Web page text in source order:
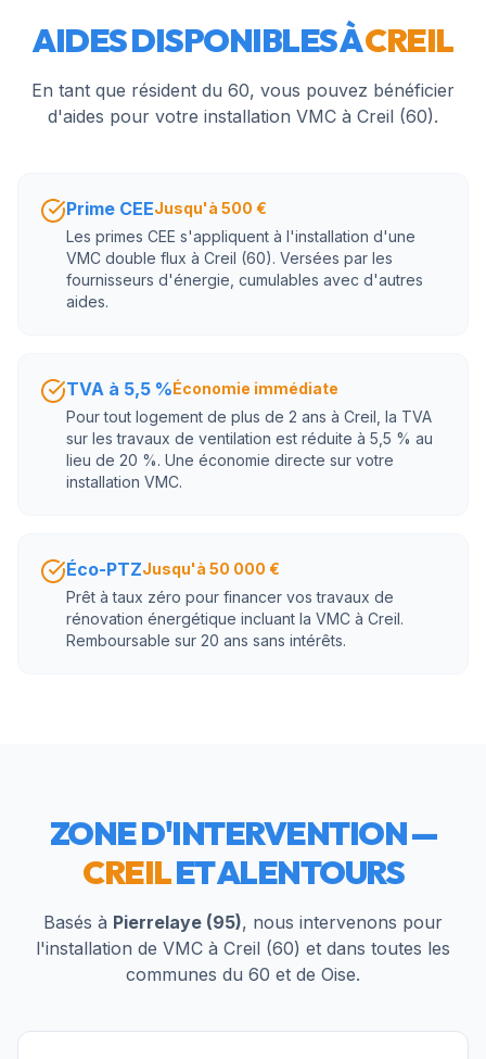
AIDES DISPONIBLES ÀCREIL
En tant que résident du 60, vous pouvez bénéficier
d'aides pour votre installation VMC à Creil (60).
Prime CEEJusqu'à 500 €
Les primes CEE s'appliquent à l'installation d'une
VMC double flux à Creil (60). Versées par les
fournisseurs d'énergie, cumulables avec d'autres
aides.
TVA à 5,5 %Économie immédiate
Pour tout logement de plus de 2 ans à Creil, la TVA
sur les travaux de ventilation est réduite à 5,5 % au
lieu de 20 %. Une économie directe sur votre
installation VMC.
Éco-PTZJusqu'à 50 000 €
Prêt à taux zéro pour financer vos travaux de
rénovation énergétique incluant la VMC à Creil.
Remboursable sur 20 ans sans intérêts.
ZONE D'INTERVENTION —
CREILET ALENTOURS
Basés à Pierrelaye (95), nous intervenons pour
l'installation de VMC à Creil (60) et dans toutes les
communes du 60 et de Oise.